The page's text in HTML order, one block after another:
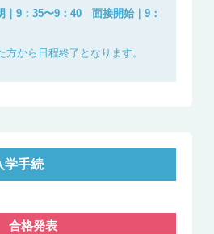
9：35〜9：40 面接開始｜9：
から日程終了となります。
学手続
合格発表